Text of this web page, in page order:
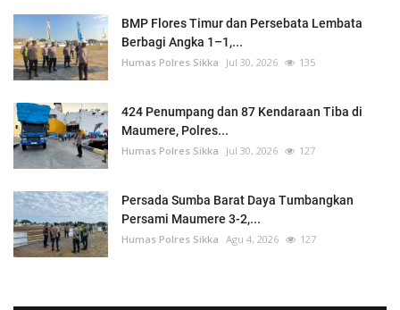
BMP Flores Timur dan Persebata Lembata
Berbagi Angka 1–1,...
Humas Polres Sikka Jul 30, 2026 135
424 Penumpang dan 87 Kendaraan Tiba di
Maumere, Polres...
Humas Polres Sikka Jul 30, 2026 127
Persada Sumba Barat Daya Tumbangkan
Persami Maumere 3-2,...
Humas Polres Sikka Agu 4, 2026 127